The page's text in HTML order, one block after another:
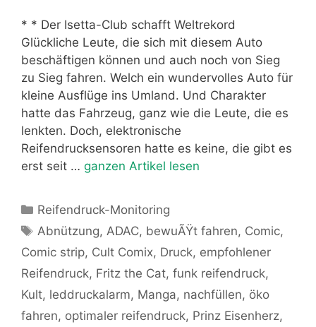
* * Der Isetta-Club schafft Weltrekord
Glückliche Leute, die sich mit diesem Auto
beschäftigen können und auch noch von Sieg
zu Sieg fahren. Welch ein wundervolles Auto für
kleine Ausflüge ins Umland. Und Charakter
hatte das Fahrzeug, ganz wie die Leute, die es
lenkten. Doch, elektronische
Reifendrucksensoren hatte es keine, die gibt es
erst seit … ganzen Artikel lesen
Kategorien
Reifendruck-Monitoring
Schlagwörter
Abnützung,ADAC, bewuÃŸt fahren, Comic,
Comic strip, Cult Comix, Druck, empfohlener
Reifendruck, Fritz the Cat, funk reifendruck,
Kult, leddruckalarm, Manga, nachfüllen, öko
fahren, optimaler reifendruck, Prinz Eisenherz,